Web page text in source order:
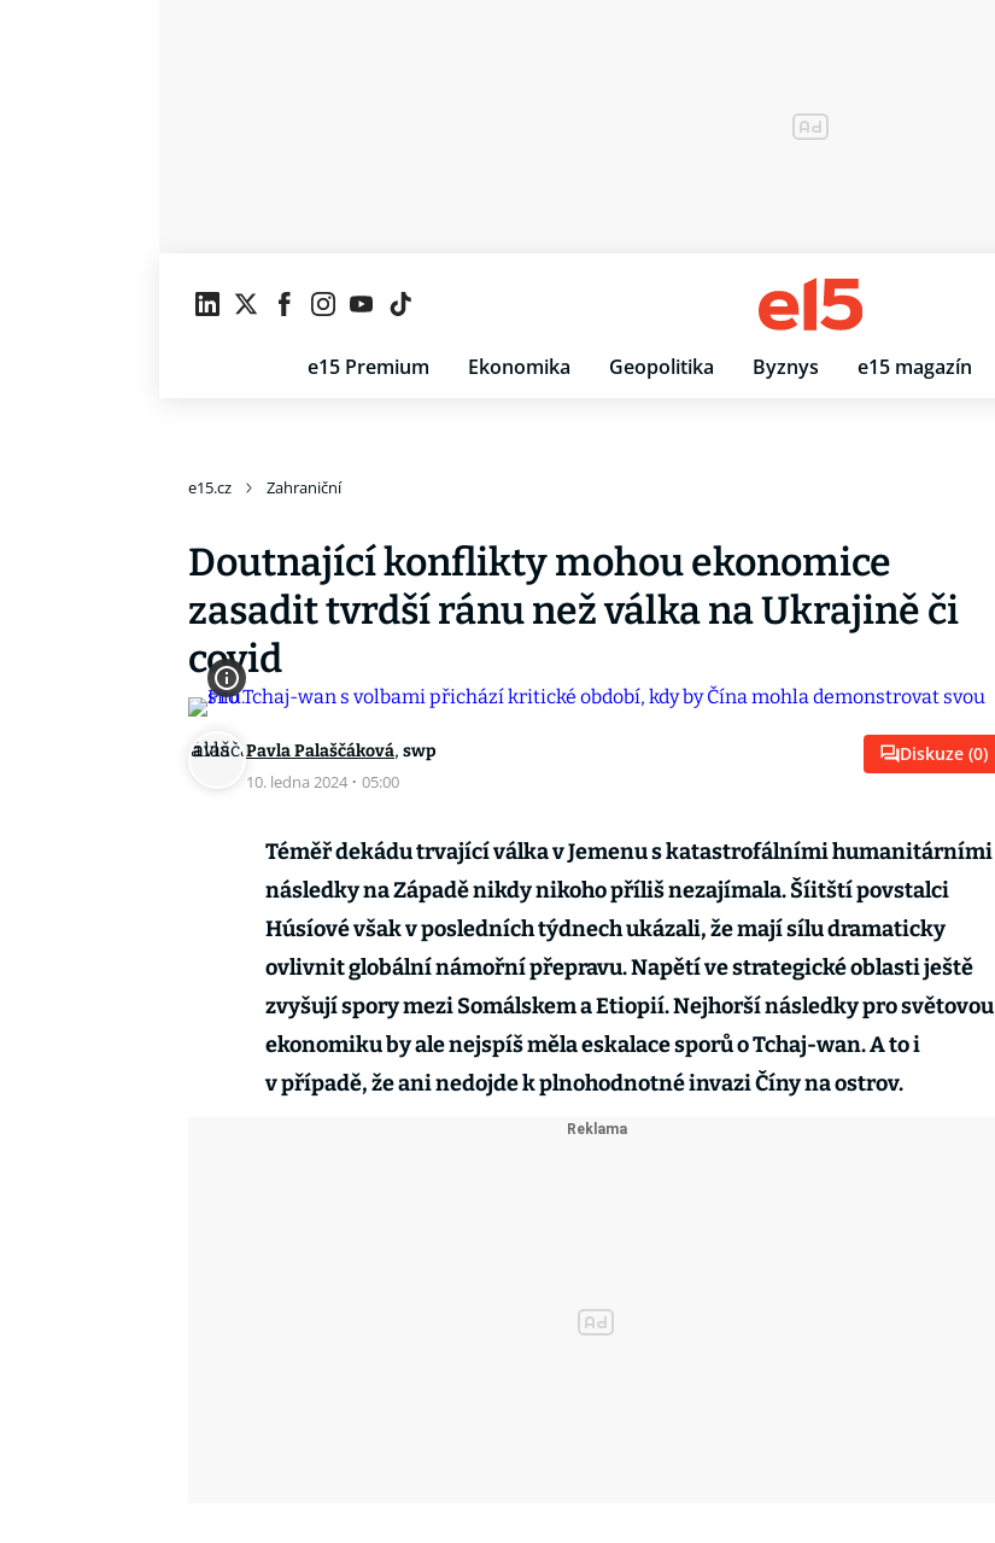
e15 Premium Ekonomika Geopolitika Byznys e15 magazín
e15.cz Zahraniční
Doutnající konflikty mohou ekonomice
zasadit tvrdší ránu než válka na Ukrajině či
covid
Pavla Palaščáková, swp
10. ledna 2024 · 05:00
Diskuze (0)
Téměř dekádu trvající válka v Jemenu s katastrofálními humanitárními
následky na Západě nikdy nikoho příliš nezajímala. Šíitští povstalci
Húsíové však v posledních týdnech ukázali, že mají sílu dramaticky
ovlivnit globální námořní přepravu. Napětí ve strategické oblasti ještě
zvyšují spory mezi Somálskem a Etiopií. Nejhorší následky pro světovou
ekonomiku by ale nejspíš měla eskalace sporů o Tchaj-wan. A to i
v případě, že ani nedojde k plnohodnotné invazi Číny na ostrov.